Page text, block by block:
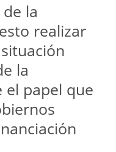
la
realizar
la
el papel que